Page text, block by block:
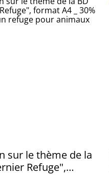
sur le thème de la
Refuge",